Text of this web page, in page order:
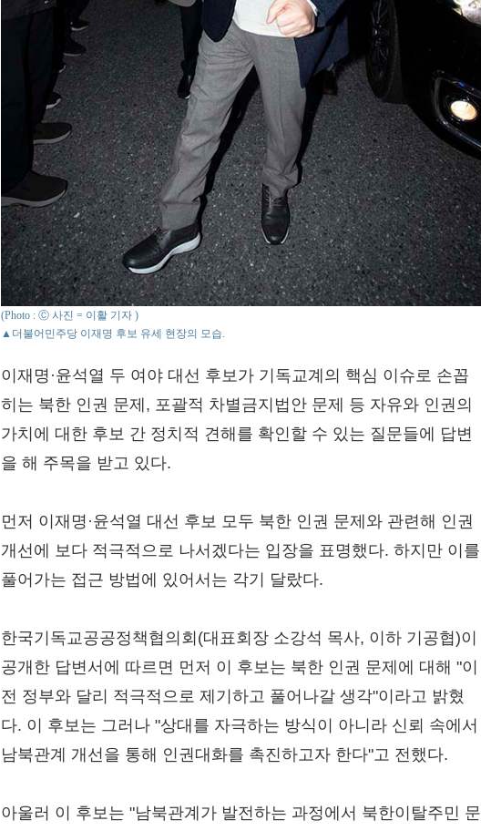
(Photo : Ⓒ 사진 = 이활 기자 )
▲더불어민주당 이재명 후보 유세 현장의 모습.
이재명·윤석열 두 여야 대선 후보가 기독교계의 핵심 이슈로 손꼽
히는 북한 인권 문제, 포괄적 차별금지법안 문제 등 자유와 인권의
가치에 대한 후보 간 정치적 견해를 확인할 수 있는 질문들에 답변
을 해 주목을 받고 있다.
먼저 이재명·윤석열 대선 후보 모두 북한 인권 문제와 관련해 인권
개선에 보다 적극적으로 나서겠다는 입장을 표명했다. 하지만 이를
풀어가는 접근 방법에 있어서는 각기 달랐다.
한국기독교공공정책협의회(대표회장 소강석 목사, 이하 기공협)이
공개한 답변서에 따르면 먼저 이 후보는 북한 인권 문제에 대해 "이
전 정부와 달리 적극적으로 제기하고 풀어나갈 생각"이라고 밝혔
다. 이 후보는 그러나 "상대를 자극하는 방식이 아니라 신뢰 속에서
남북관계 개선을 통해 인권대화를 촉진하고자 한다"고 전했다.
아울러 이 후보는 "남북관계가 발전하는 과정에서 북한이탈주민 문